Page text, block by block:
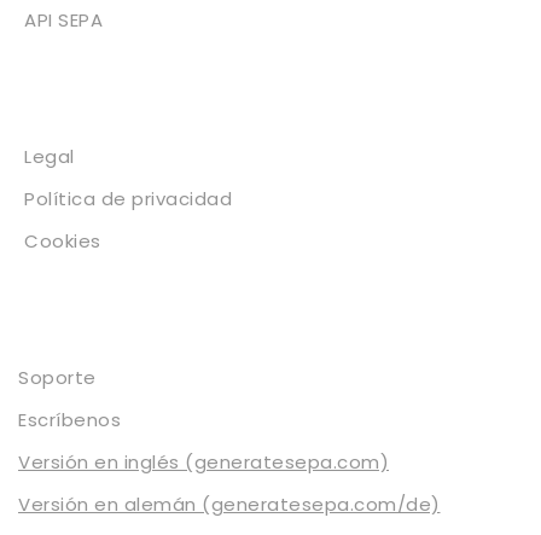
API SEPA
Legal
Política de privacidad
Cookies
Soporte
Escríbenos
Versión en inglés (generatesepa.com)
Versión en alemán (generatesepa.com/de)